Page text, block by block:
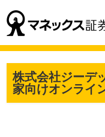
株式会社ジーデ
家向けオンライ